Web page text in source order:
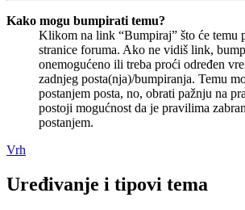
Kako mogu bumpirati temu?
Klikom na link “Bumpiraj” što će temu
stranice foruma. Ako ne vidiš link,
onemogućeno ili treba proći određen
zadnjeg posta(nja)/bumpiranja. Temu
postanjem posta, no, obrati pažnju na
postoji mogućnost da je pravilima
postanjem.
Vrh
Uređivanje i tipovi tema